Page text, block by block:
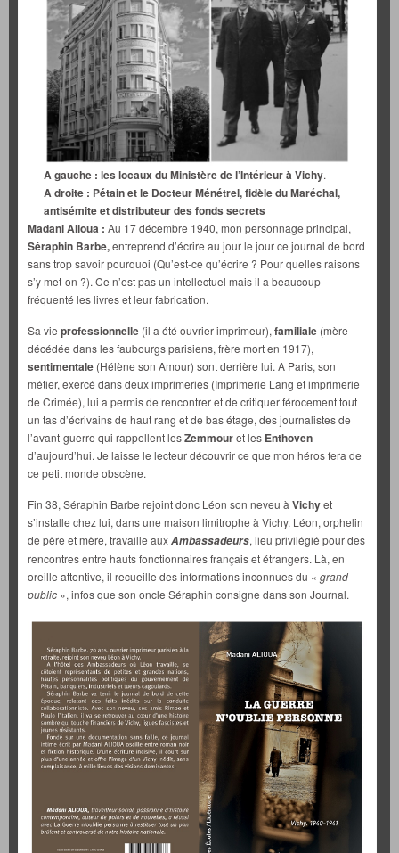
A gauche : les locaux du Ministère de l’Intérieur à Vichy.
A droite : Pétain et le Docteur Ménétrel, fidèle du Maréchal,
antisémite et distributeur des fonds secrets
Madani Alioua : Au 17 décembre 1940, mon personnage principal,
Séraphin Barbe,entreprend d’écrire au jour le jour ce journal de bord
sans trop savoir pourquoi (Qu’est-ce qu’écrire ? Pour quelles raisons
s’y met-on ?). Ce n’est pas un intellectuel mais il a beaucoup
fréquenté les livres et leur fabrication.
Sa vie professionnelle (il a été ouvrier-imprimeur), familiale (mère
décédée dans les faubourgs parisiens, frère mort en 1917),
sentimentale (Hélène son Amour) sont derrière lui. A Paris, son
métier, exercé dans deux imprimeries (Imprimerie Lang et imprimerie
de Crimée), lui a permis de rencontrer et de critiquer férocement tout
un tas d’écrivains de haut rang et de bas étage, des journalistes de
l’avant-guerre qui rappellent lesZemmouret les Enthoven
d’aujourd’hui. Je laisse le lecteur découvrir ce que mon héros fera de
ce petit monde obscène.
Fin 38, Séraphin Barbe rejoint donc Léon son neveu à Vichyet
s’installe chez lui, dans une maison limitrophe à Vichy. Léon, orphelin
de père et mère, travaille auxAmbassadeurs, lieu privilégié pour des
rencontres entre hauts fonctionnaires français et étrangers. Là, en
oreille attentive, il recueille des informations inconnues du « grand
public », infos que son oncle Séraphin consigne dans son Journal.